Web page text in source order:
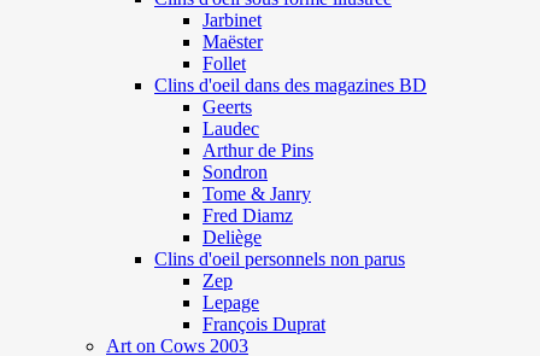
Jarbinet
Maëster
Follet
Clins d'oeil dans des magazines BD
Geerts
Laudec
Arthur de Pins
Sondron
Tome & Janry
Fred Diamz
Deliège
Clins d'oeil personnels non parus
Zep
Lepage
François Duprat
Art on Cows 2003